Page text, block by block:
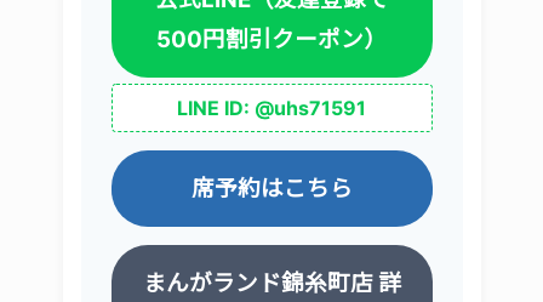
500円割引クーポン）
LINE ID: @uhs71591
席予約はこちら
まんがランド錦糸町店 詳